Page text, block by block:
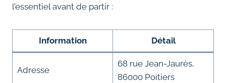
l’essentiel avant de partir :
Information Détail
Adresse
68 rue Jean-Jaurès,
86000 Poitiers